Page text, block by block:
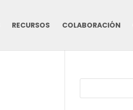
RECURSOS COLABORACIÓN